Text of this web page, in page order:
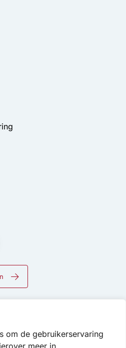
om de gebruikerservaring
meer in